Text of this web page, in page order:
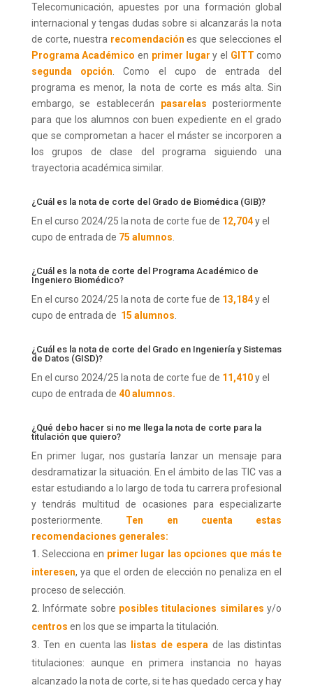
Telecomunicación, apuestes por una formación global
internacional y tengas dudas sobre si alcanzarás la nota
de corte, nuestra recomendación es que selecciones el
Programa Académico en primer lugar y el GITT como
segunda opción . Como el cupo de entrada del
programa es menor, la nota de corte es más alta. Sin
embargo, se establecerán pasarelas posteriormente
para que los alumnos con buen expediente en el grado
que se comprometan a hacer el máster se incorporen a
los grupos de clase del programa siguiendo una
trayectoria académica similar.
¿Cuál es la nota de corte del Grado de Biomédica (GIB)?
En el curso 2024/25 la nota de corte fue de 12,704y el
cupo de entrada de 75 alumnos
¿Cuál es la nota de corte del Programa Académico de
Ingeniero Biomédico?
En el curso 2024/25 la nota de corte fue de 13,184y el
cupo de entrada de 15 alumnos
¿Cuál es la nota de corte del Grado en Ingeniería y Sistemas
de Datos (GISD)?
En el curso 2024/25 la nota de corte fue de 11,410y el
cupo de entrada de 40 alumnos.
¿Qué debo hacer si no me llega la nota de corte para la
titulación que quiero?
En primer lugar, nos gustaría lanzar un mensaje para
desdramatizar la situación. En el ámbito de las TIC vas a
estar estudiando a lo largo de toda tu carrera profesional
y tendrás multitud de ocasiones para especializarte
posteriormente. Ten en cuenta estas
recomendaciones generales:
Selecciona en primer lugar las opciones que más te
interesen, ya que el orden de elección no penaliza en el
proceso de selección.
Infórmate sobre posibles titulaciones similares y/o
centros en los que se imparta la titulación.
Ten en cuenta las
listas de espera de las distintas
titulaciones: aunque en primera instancia no hayas
alcanzado la nota de corte, si te has quedado cerca y hay